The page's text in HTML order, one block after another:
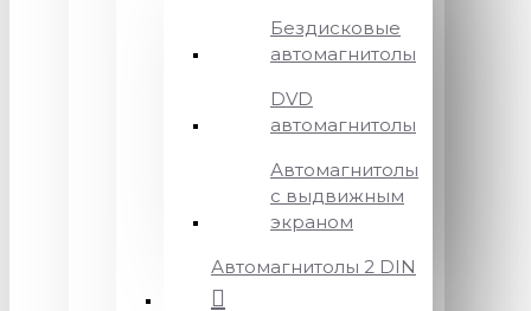
Бездисковые
автомагнитолы
DVD
автомагнитолы
Автомагнитолы
с выдвижным
экраном
Автомагнитолы 2 DIN